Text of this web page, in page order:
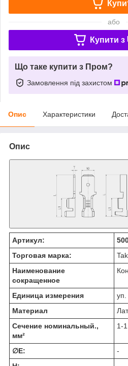
або
Купити з
Що таке купити з Пром?
Замовлення під захистом
Опис Характеристики
Опис
Артикул:
Торговая марка:
Наименование
сокращенное
Единица измерения
уп.
Материал
Сечение номинальный.,
мм²
1-
∅E:
-